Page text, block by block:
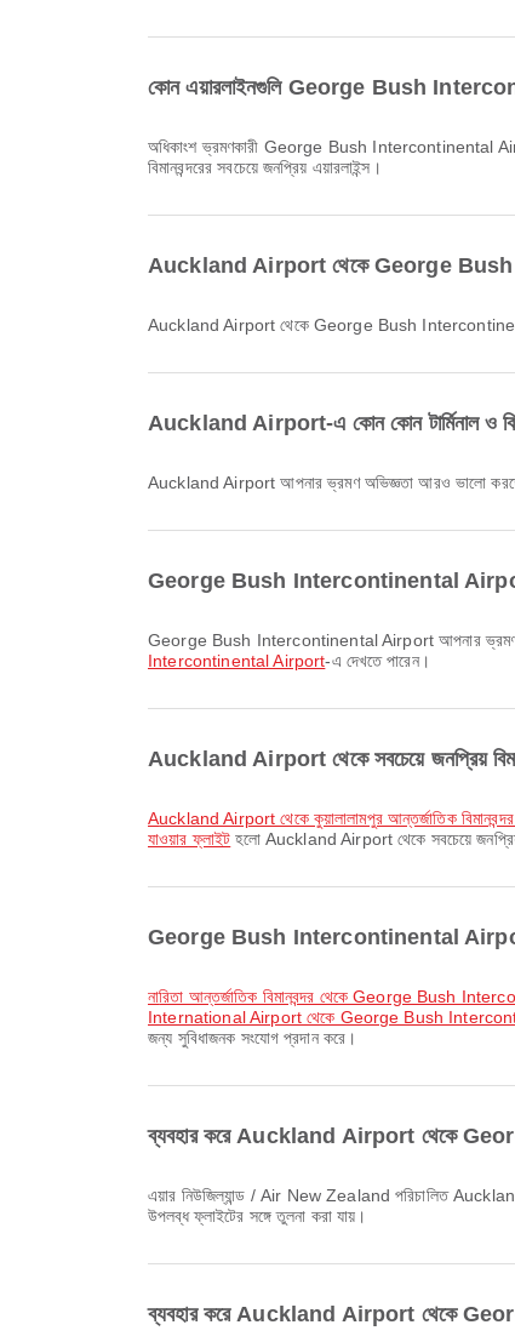
কোন এয়ারলাইনগুলি George Bush
অধিকাংশ ভ্রমণকারী George Bush Intercontinental
বিমানবন্দরের সবচেয়ে জনপ্রিয় এয়ারলাইন্স।
Auckland Airport থেকে George Bush
Auckland Airport থেকে George Bush
Auckland Airport-এ কোন কোন টার্মিনাল ও
Auckland Airport আপনার ভ্রমণ অভিজ্ঞতা আরও ভালো করতে
George Bush Intercontinental Airport-এ
George Bush Intercontinental Airport আপনার ভ্রমণকে
Intercontinental Airport-এ দেখতে পারেন।
Auckland Airport থেকে সবচেয়ে জনপ্রিয়
Auckland Airport থেকে কুয়ালালামপুর আন্তর্জাতিক
যাওয়ার ফ্লাইট হলো Auckland Airport থেকে সবচেয়ে জনপ্রিয়
George Bush Intercontinental Airport-এ
নারিতা আন্তর্জাতিক বিমানবন্দর থেকে George Bush
International Airport থেকে George Bush
জন্য সুবিধাজনক সংযোগ প্রদান করে।
ব্যবহার করে Auckland Airport থেকে
এয়ার নিউজিল্যান্ড / Air New Zealand পরিচালিত Auckland Airport থেকে George Bush Intercontinental Airport যাওয়ার সবচেয়ে প্রাথমিক ফ্লাইটটি ১৯:৫০ সময়ে ছাড়ে। Airpaz-এ এই সময়সূচি দেখা এবং অন্যান্য
উপলব্ধ ফ্লাইটের সঙ্গে তুলনা করা যায়।
ব্যবহার করে Auckland Airport থেকে